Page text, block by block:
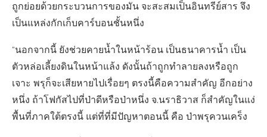
ถูกย่อยด้วยกระบวนการของมัน จะสะสมเป็นอินทรีย์สาร จึง
เป็นแหล่งกักเก็บคาร์บอนชั้นหนึ่ง
“นอกจากนี้ ยังช่วยคายน้ำในหน้าร้อน เป็นธนาคารน้ำ เป็น
ตัวหล่อเลี้ยงดินในหน้าแล้ง ดังนั้นถ้าถูกทำลายลงหรือถูก
เจาะ พรุก็จะเสียหายไปเรื่อยๆ ตรงนี้คือความสำคัญ อีกอย่าง
หนึ่ง ถ้าโฟกัสไปที่ป่าดีหรือป่าหนึ่ง จ.นราธิวาส ก็สำคัญในแง่
พื้นที่ภาคใต้ตรงนี้ แต่ที่ที่มีปัญหาตอนนี้ คือ ป่าพรุควนเคร็ง